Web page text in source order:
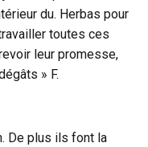
du. Herbas pour
toutes ces
leur promesse,
» F.
De plus ils font la